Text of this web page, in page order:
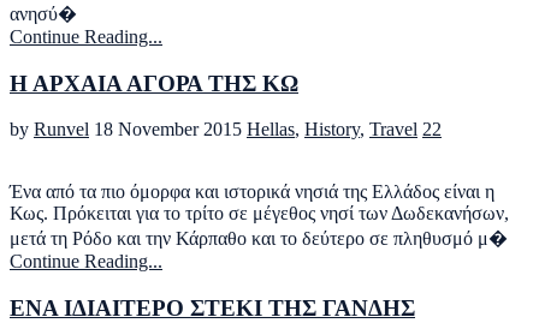
ανησύ�
Continue Reading...
H AΡΧΑΙΑ ΑΓΟΡΑ ΤΗΣ ΚΩ
by Runvel 18 November 2015 Hellas, History, Travel 22
Ένα από τα πιο όμορφα και ιστορικά νησιά της Ελλάδος είναι η
Κως. Πρόκειται για το τρίτο σε μέγεθος νησί των Δωδεκανήσων,
μετά τη Ρόδο και την Κάρπαθο και το δεύτερο σε πληθυσμό μ�
Continue Reading...
ΕΝΑ ΙΔΙΑΙΤΕΡΟ ΣΤΕΚΙ ΤΗΣ ΓΑΝΔΗΣ